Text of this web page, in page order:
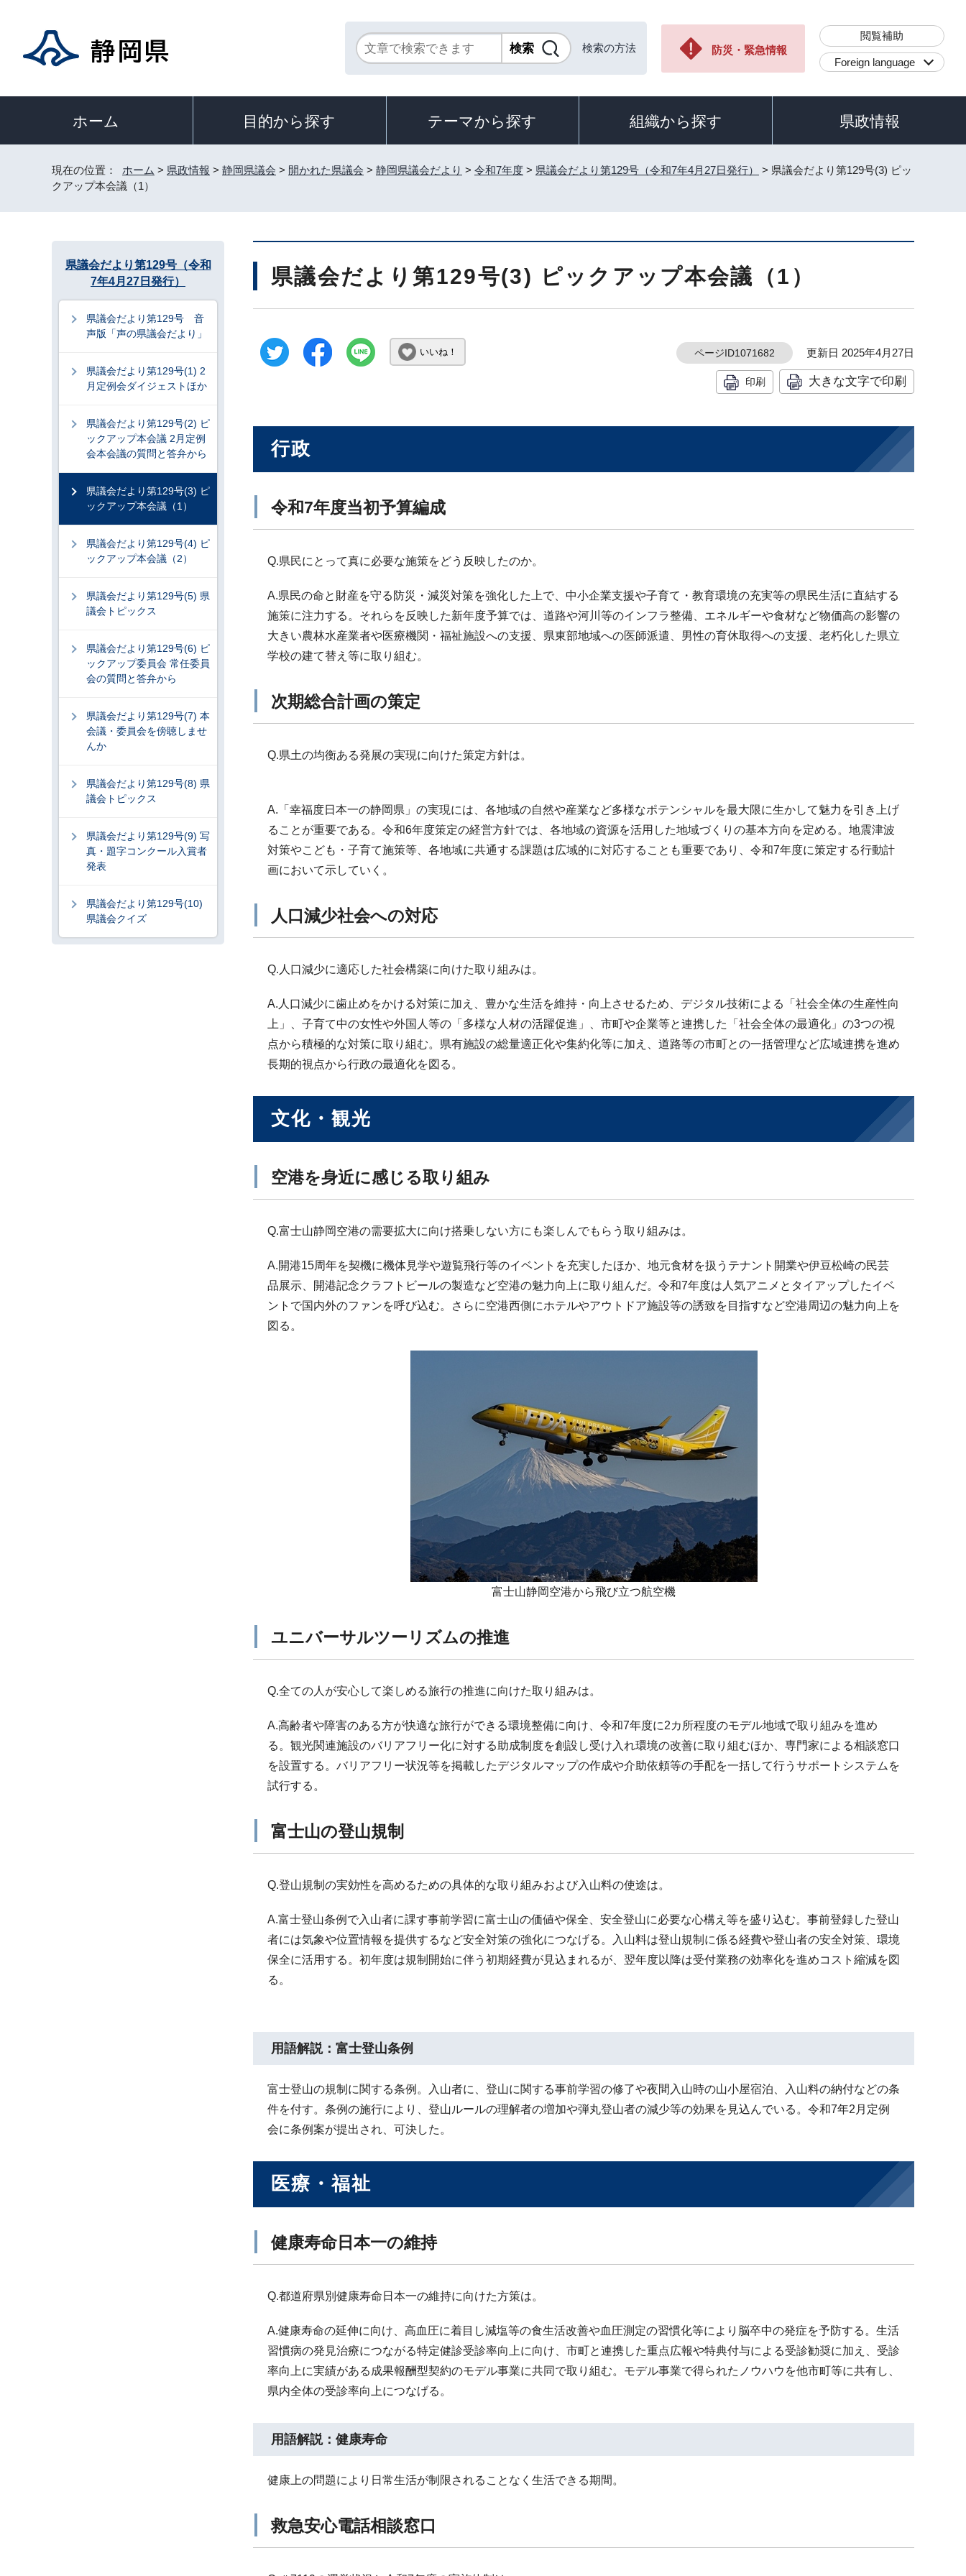
検索の方法 防災・緊急情報
閲覧補助
Foreign language
ホーム 目的から探す テーマから探す 組織から探す 県政情報
現在の位置： ホーム > 県政情報 > 静岡県議会 > 開かれた県議会 > 静岡県議会だより > 令和7年度 > 県議会だより第129号（令和7年4月27日発行）
> 県議会だより第129号(3) ピッ
クアップ本会議（1）
県議会だより第129号(3) ピックアップ本会議（1）
いいね！ ページID1071682 更新日 2025年4月27日
印刷 大きな文字で印刷
行政
令和7年度当初予算編成
Q.県民にとって真に必要な施策をどう反映したのか。
A.県民の命と財産を守る防災・減災対策を強化した上で、中小企業支援や子育て・教育環境の充実等の県民生活に直結する
施策に注力する。それらを反映した新年度予算では、道路や河川等のインフラ整備、エネルギーや食材など物価高の影響の
大きい農林水産業者や医療機関・福祉施設への支援、県東部地域への医師派遣、男性の育休取得への支援、老朽化した県立
学校の建て替え等に取り組む。
次期総合計画の策定
Q.県土の均衡ある発展の実現に向けた策定方針は。
A.「幸福度日本一の静岡県」の実現には、各地域の自然や産業など多様なポテンシャルを最大限に生かして魅力を引き上げ
ることが重要である。令和6年度策定の経営方針では、各地域の資源を活用した地域づくりの基本方向を定める。地震津波
対策やこども・子育て施策等、各地域に共通する課題は広域的に対応することも重要であり、令和7年度に策定する行動計
画において示していく。
人口減少社会への対応
Q.人口減少に適応した社会構築に向けた取り組みは。
A.人口減少に歯止めをかける対策に加え、豊かな生活を維持・向上させるため、デジタル技術による「社会全体の生産性向
上」、子育て中の女性や外国人等の「多様な人材の活躍促進」、市町や企業等と連携した「社会全体の最適化」の3つの視
点から積極的な対策に取り組む。県有施設の総量適正化や集約化等に加え、道路等の市町との一括管理など広域連携を進め
長期的視点から行政の最適化を図る。
文化・観光
空港を身近に感じる取り組み
Q.富士山静岡空港の需要拡大に向け搭乗しない方にも楽しんでもらう取り組みは。
A.開港15周年を契機に機体見学や遊覧飛行等のイベントを充実したほか、地元食材を扱うテナント開業や伊豆松崎の民芸
品展示、開港記念クラフトビールの製造など空港の魅力向上に取り組んだ。令和7年度は人気アニメとタイアップしたイベ
ントで国内外のファンを呼び込む。さらに空港西側にホテルやアウトドア施設等の誘致を目指すなど空港周辺の魅力向上を
図る。
富士山静岡空港から飛び立つ航空機
ユニバーサルツーリズムの推進
Q.全ての人が安心して楽しめる旅行の推進に向けた取り組みは。
A.高齢者や障害のある方が快適な旅行ができる環境整備に向け、令和7年度に2カ所程度のモデル地域で取り組みを進め
る。観光関連施設のバリアフリー化に対する助成制度を創設し受け入れ環境の改善に取り組むほか、専門家による相談窓口
を設置する。バリアフリー状況等を掲載したデジタルマップの作成や介助依頼等の手配を一括して行うサポートシステムを
試行する。
富士山の登山規制
Q.登山規制の実効性を高めるための具体的な取り組みおよび入山料の使途は。
A.富士登山条例で入山者に課す事前学習に富士山の価値や保全、安全登山に必要な心構え等を盛り込む。事前登録した登山
者には気象や位置情報を提供するなど安全対策の強化につなげる。入山料は登山規制に係る経費や登山者の安全対策、環境
保全に活用する。初年度は規制開始に伴う初期経費が見込まれるが、翌年度以降は受付業務の効率化を進めコスト縮減を図
る。
用語解説：富士登山条例
富士登山の規制に関する条例。入山者に、登山に関する事前学習の修了や夜間入山時の山小屋宿泊、入山料の納付などの条
件を付す。条例の施行により、登山ルールの理解者の増加や弾丸登山者の減少等の効果を見込んでいる。令和7年2月定例
会に条例案が提出され、可決した。
医療・福祉
健康寿命日本一の維持
Q.都道府県別健康寿命日本一の維持に向けた方策は。
A.健康寿命の延伸に向け、高血圧に着目し減塩等の食生活改善や血圧測定の習慣化等により脳卒中の発症を予防する。生活
習慣病の発見治療につながる特定健診受診率向上に向け、市町と連携した重点広報や特典付与による受診勧奨に加え、受診
率向上に実績がある成果報酬型契約のモデル事業に共同で取り組む。モデル事業で得られたノウハウを他市町等に共有し、
県内全体の受診率向上につなげる。
用語解説：健康寿命
健康上の問題により日常生活が制限されることなく生活できる期間。
救急安心電話相談窓口
県議会だより第129号（令和
7年4月27日発行）
県議会だより第129号 音
声版「声の県議会だより」
県議会だより第129号(1) 2
月定例会ダイジェストほか
県議会だより第129号(2) ピ
ックアップ本会議 2月定例
会本会議の質問と答弁から
県議会だより第129号(3) ピ
ックアップ本会議（1）
県議会だより第129号(4) ピ
ックアップ本会議（2）
県議会だより第129号(5) 県
議会トピックス
県議会だより第129号(6) ピ
ックアップ委員会 常任委員
会の質問と答弁から
県議会だより第129号(7) 本
会議・委員会を傍聴しませ
んか
県議会だより第129号(8) 県
議会トピックス
県議会だより第129号(9) 写
真・題字コンクール入賞者
発表
県議会だより第129号(10)
県議会クイズ